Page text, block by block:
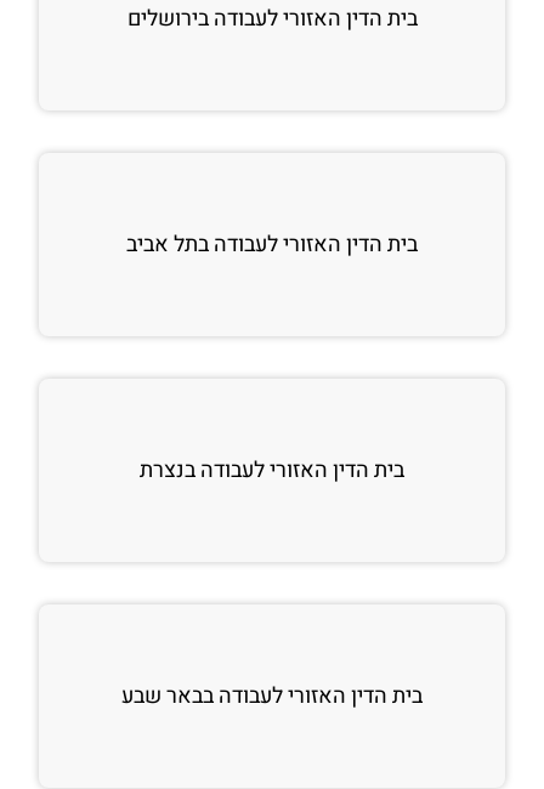
בית הדין האזורי לעבודה בירושלים
בית הדין האזורי לעבודה בתל אביב
בית הדין האזורי לעבודה בנצרת
בית הדין האזורי לעבודה בבאר שבע